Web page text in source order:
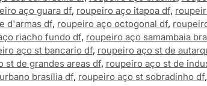
aço guara df, roupeiro aço itapoa df,
d'armas df, roupeiro aço octogonal df,
riacho fundo df, roupeiro aço samambaia
aço st bancario df, roupeiro aço st de
st de grandes areas df, roupeiro aço st de
brasília df, roupeiro aço st sobradinho df,